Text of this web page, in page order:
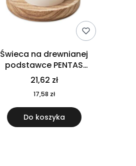
Świeca na drewnianej
podstawce PENTAS
MO6282-40
21,62 zł
17,58 zł
Do koszyka